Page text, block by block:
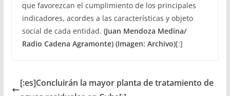
que favorezcan el cumplimiento de los principales
indicadores, acordes a las características y objeto
social de cada entidad. (Juan Mendoza Medina/
Radio Cadena Agramonte) (Imagen: Archivo)[:]
[:es]Concluirán la mayor planta de tratamiento de